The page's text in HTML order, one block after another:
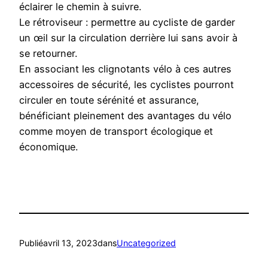
éclairer le chemin à suivre.
Le rétroviseur : permettre au cycliste de garder
un œil sur la circulation derrière lui sans avoir à
se retourner.
En associant les clignotants vélo à ces autres
accessoires de sécurité, les cyclistes pourront
circuler en toute sérénité et assurance,
bénéficiant pleinement des avantages du vélo
comme moyen de transport écologique et
économique.
Publiéavril 13, 2023dansUncategorized